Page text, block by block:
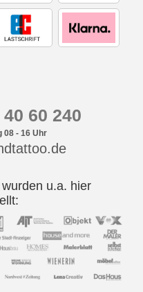
60 240
08 - 16 Uhr
u.a. hier